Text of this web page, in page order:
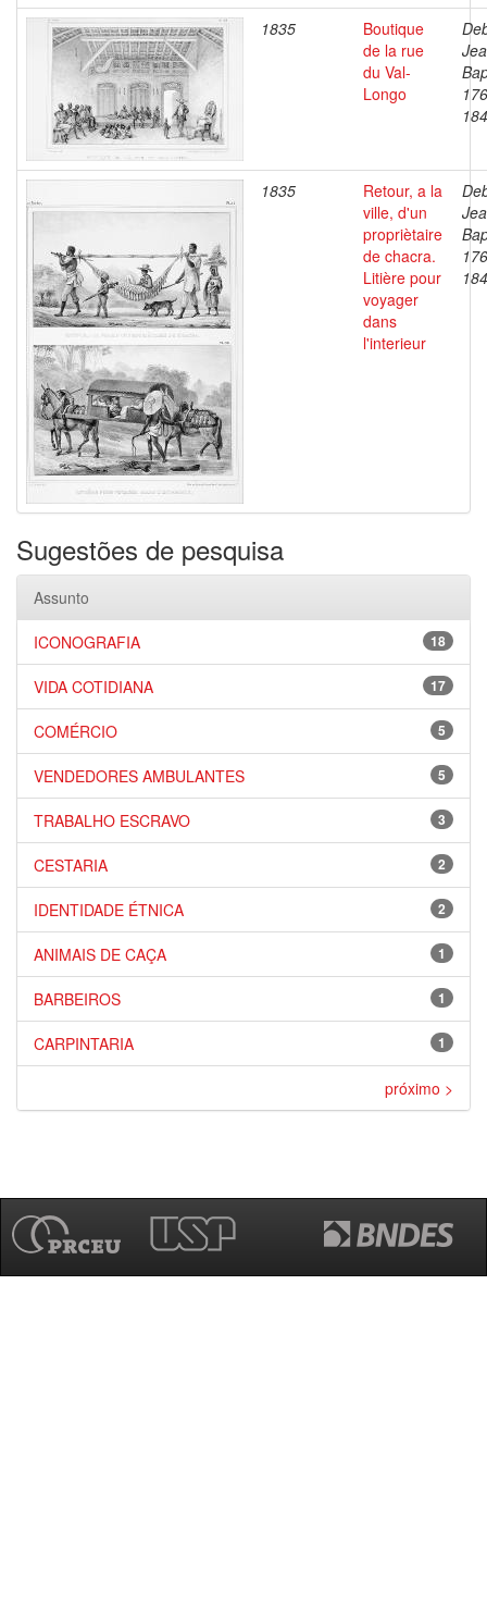
1835
Boutique
de la rue
du Val-
Longo
1835
Retour, a la
ville, d'un
propriètaire
de chacra.
Litière pour
voyager
dans
l'interieur
Sugestões de pesquisa
Assunto
18
ICONOGRAFIA
17
VIDA COTIDIANA
5
COMÉRCIO
5
VENDEDORES AMBULANTES
3
TRABALHO ESCRAVO
2
CESTARIA
2
IDENTIDADE ÉTNICA
1
ANIMAIS DE CAÇA
1
BARBEIROS
1
CARPINTARIA
próximo >